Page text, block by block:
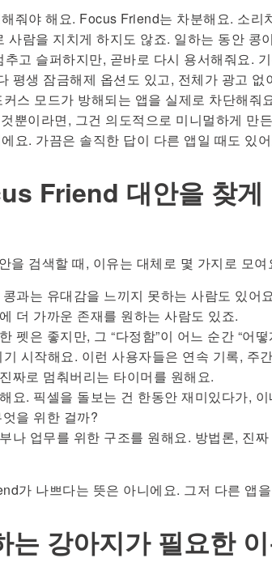
줘야 해요. Focus Friend는 차분해요. 소리
사람을 지치게 하지도 않죠. 일하는 동안 콩
고 슬퍼하지만, 곧바로 다시 용서해줘요.
평생 잠금해제 옵션도 있고, 전체가 광고 없
스 모드가 방해되는 앱을 실제로 차단해줘
뿐이라면, 그건 의도적으로 미니멀하게 만
요. 가끔은 솔직한 답이 다른 앱일 때도 있
Friend 대안을 찾게
을 검색할 때, 이유는 대체로 몇 가지로 모여
과는 유대감을 느끼지 못하는 사람도 있어
더 가까운 존재를 원하는 사람도 있죠.
펫은 좋지만, 그 “다정함”이 어느 순간 “어
시작해요. 이런 사용자들은 연속 기록, 주
짜로 멈춰버리는 타이머를 원해요.
요. 픽셀을 돌보는 건 한동안 재미있다가,
을 위한 걸까?
나 업무를 위한 구조를 원해요. 방법론, 진
가 나쁘다는 뜻은 아니에요. 그저 다른 앱
는 강아지가 필요한